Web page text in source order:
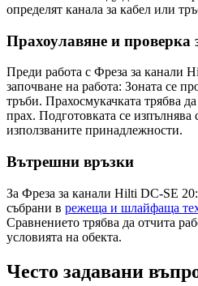
определят канала за кабел или
Прахоулавяне и проверка
Преди работа с Фреза за канали
започване на работа: Зоната се
тръби. Прахосмукачката трябва
прах. Подготовката се изпълнява
използваните принадлежности.
Вътрешни връзки
За Фреза за канали Hilti DC-SE
събрани в режеща и шлайфаща
Сравнението трябва да отчита
условията на обекта.
Често задавани